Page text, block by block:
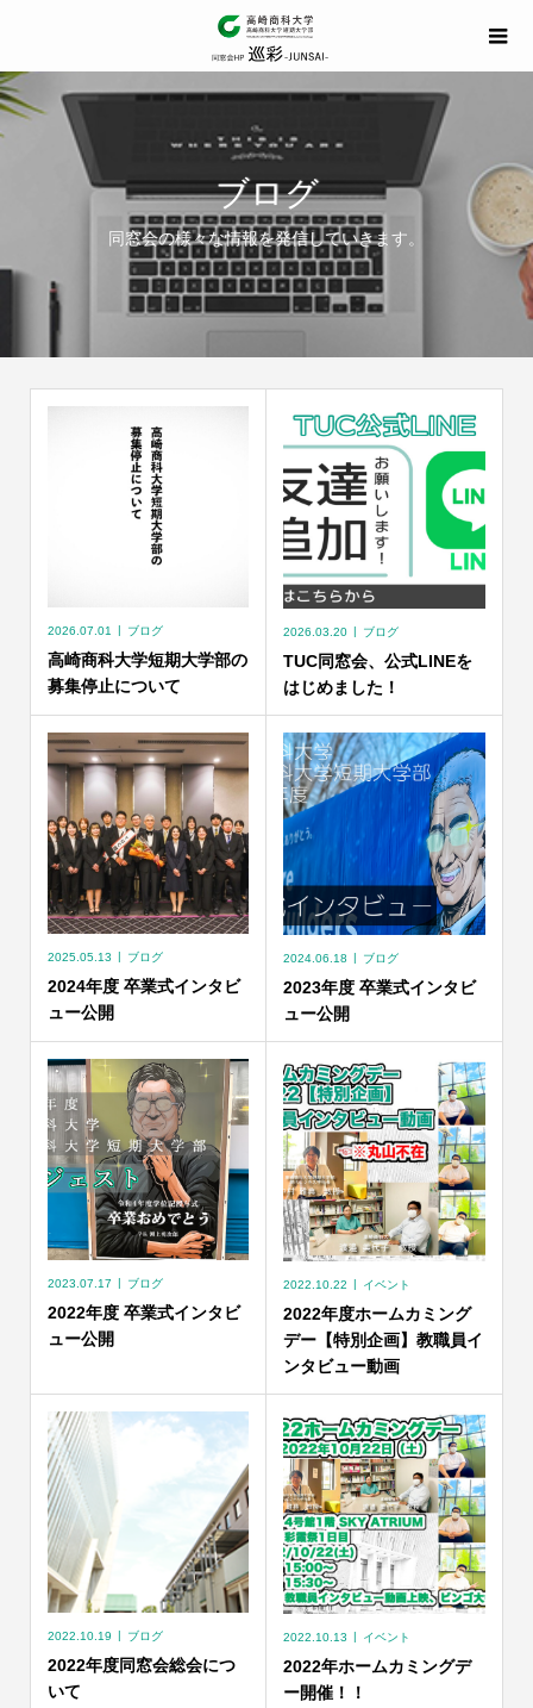
ブログ
同窓会の様々な情報を発信していきます。
2026.07.01 ブログ
高崎商科大学短期大学部の
募集停止について
2026.03.20 ブログ
TUC同窓会、公式LINEを
はじめました！
2025.05.13 ブログ
2024年度 卒業式インタビ
ュー公開
2024.06.18 ブログ
2023年度 卒業式インタビ
ュー公開
2023.07.17 ブログ
2022年度 卒業式インタビ
ュー公開
2022.10.22 イベント
2022年度ホームカミング
デー【特別企画】教職員イ
ンタビュー動画
2022.10.19 ブログ
2022年度同窓会総会につ
いて
2022.10.13 イベント
2022年ホームカミングデ
ー開催！！